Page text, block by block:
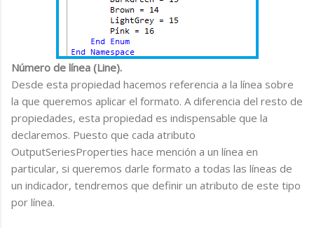
Número de línea (Line).
Desde esta propiedad hacemos referencia a la línea sobre
la que queremos aplicar el formato. A diferencia del resto de
propiedades, esta propiedad es indispensable que la
declaremos. Puesto que cada atributo
OutputSeriesProperties hace mención a un línea en
particular, si queremos darle formato a todas las líneas de
un indicador, tendremos que definir un atributo de este tipo
por línea.